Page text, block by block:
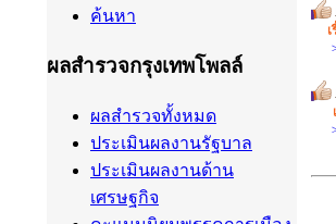
ค้นหา
ผลสำรวจกรุงเทพโพลล์
ผลสำรวจทั้งหมด
ประเมินผลงานรัฐบาล
ประเมินผลงานด้าน
เศรษฐกิจ